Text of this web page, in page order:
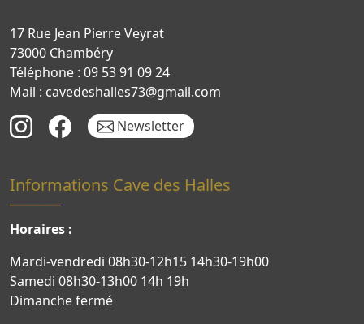
17 Rue Jean Pierre Veyrat
73000 Chambéry
Téléphone : 09 53 91 09 24
Mail : cavedeshalles73@gmail.com
Newsletter
Informations Cave des Halles
Horaires :
Mardi-vendredi 08h30-12h15 14h30-19h00
Samedi 08h30-13h00 14h 19h
Dimanche fermé